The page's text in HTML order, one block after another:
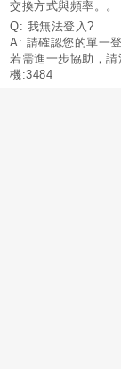
交換方式與頻率。。
Q: 我無法登入?
A: 請確認您的單一
若需進一步協助，
機:3484